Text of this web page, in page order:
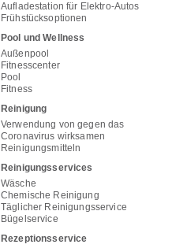
Aufladestation für Elektro-Autos
Frühstücksoptionen
Pool und Wellness
Außenpool
Fitnesscenter
Pool
Fitness
Reinigung
Verwendung von gegen das
Coronavirus wirksamen
Reinigungsmitteln
Reinigungsservices
Wäsche
Chemische Reinigung
Täglicher Reinigungsservice
Bügelservice
Rezeptionsservice